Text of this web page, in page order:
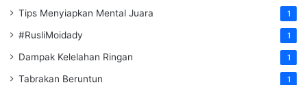
Tips Menyiapkan Mental Juara 1
#RusliMoidady 1
Dampak Kelelahan Ringan 1
Tabrakan Beruntun 1